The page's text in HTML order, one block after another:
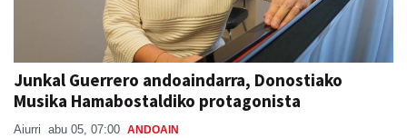
Junkal Guerrero andoaindarra, Donostiako
Musika Hamabostaldiko protagonista
Aiurri abu 05, 07:00 ANDOAIN